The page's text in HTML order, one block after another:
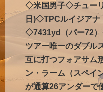
◇米国男子◇チュー
日)◇TPCルイジアナ
◇7431yd（パー72）
ツアー唯一のダブル
互に打つフォアサム
ン・ラーム（スペイ
が通算26アンダーで